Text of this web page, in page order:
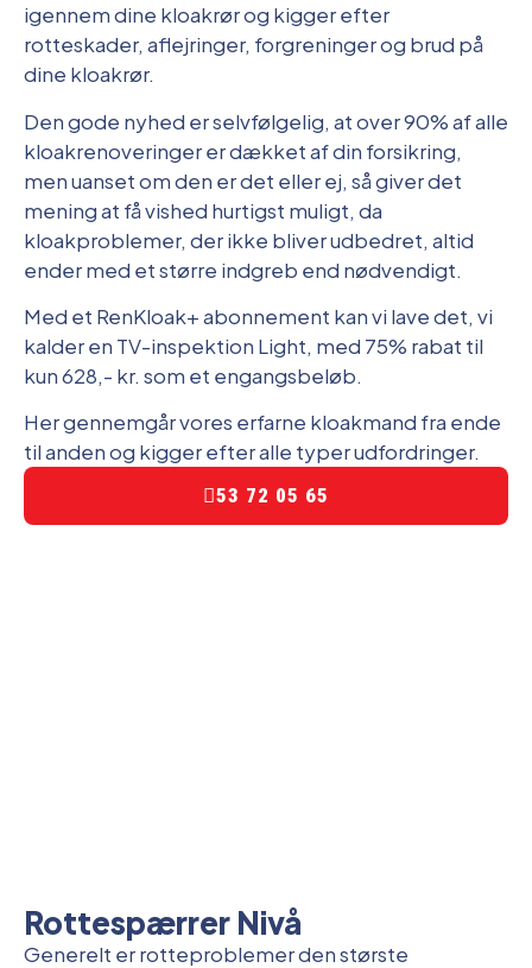
igennem dine kloakrør og kigger efter
rotteskader, aflejringer, forgreninger og brud på
dine kloakrør.
Den gode nyhed er selvfølgelig, at over 90% af alle
kloakrenoveringer er dækket af din forsikring,
men uanset om den er det eller ej, så giver det
mening at få vished hurtigst muligt, da
kloakproblemer, der ikke bliver udbedret, altid
ender med et større indgreb end nødvendigt.
Med et RenKloak+ abonnement kan vi lave det, vi
kalder en TV-inspektion Light, med 75% rabat til
kun 628,- kr. som et engangsbeløb.
Her gennemgår vores erfarne kloakmand fra ende
til anden og kigger efter alle typer udfordringer.
53 72 05 65
Rottespærrer Nivå
Generelt er rotteproblemer den største